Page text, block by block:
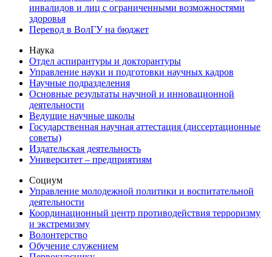
инвалидов и лиц с ограниченными возможностями
здоровья
Перевод в ВолГУ на бюджет
Наука
Отдел аспирантуры и докторантуры
Управление науки и подготовки научных кадров
Научные подразделения
Основные результаты научной и инновационной
деятельности
Ведущие научные школы
Государственная научная аттестация (диссертационные
советы)
Издательская деятельность
Университет – предприятиям
Социум
Управление молодежной политики и воспитательной
деятельности
Координационный центр противодействия терроризму
и экстремизму
Волонтерство
Обучение служением